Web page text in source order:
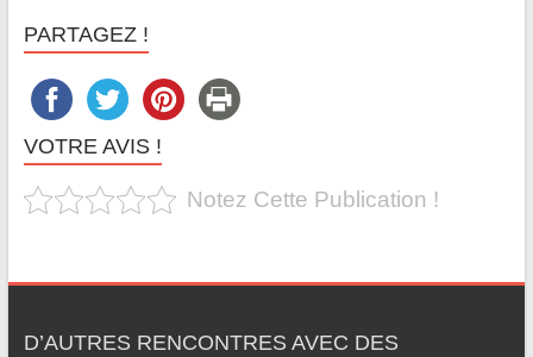
PARTAGEZ !
VOTRE AVIS !
Notez Cette Publication !
D’AUTRES RENCONTRES AVEC DES